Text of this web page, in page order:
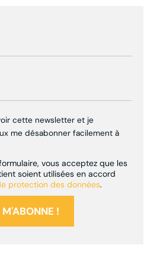
cette newsletter et je
me désabonner facilement à
vous acceptez que les
soient utilisées en accord
protection des données.